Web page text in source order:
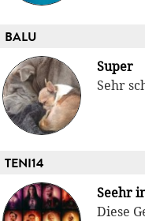
BALU
Super
Sehr
TENI14
Seehr
Diese